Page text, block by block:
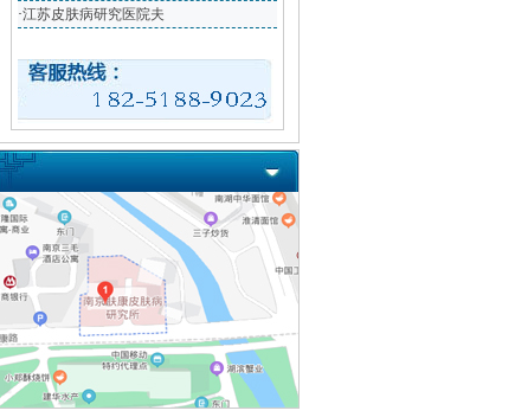
·江苏皮肤病研究医院夫